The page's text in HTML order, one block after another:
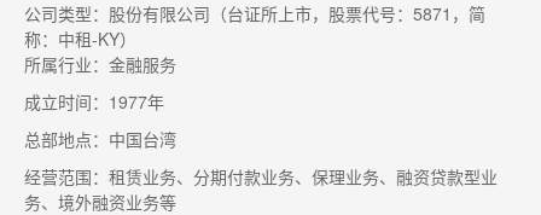
公司类型：股份有限公司（台证所上市，股票代号：5871，简
称：中租-KY）
所属行业：金融服务
成立时间：1977年
总部地点：中国台湾
经营范围：租赁业务、分期付款业务、保理业务、融资贷款型业
务、境外融资业务等